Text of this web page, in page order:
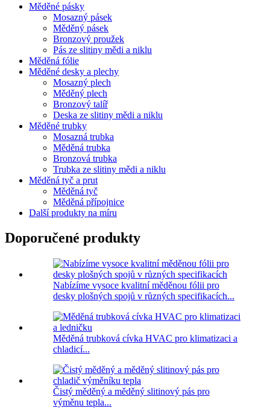
Měděné pásky
Mosazný pásek
Měděný pásek
Bronzový proužek
Pás ze slitiny mědi a niklu
Měděná fólie
Měděné desky a plechy
Mosazný plech
Měděný plech
Bronzový talíř
Deska ze slitiny mědi a niklu
Měděné trubky
Mosazná trubka
Měděná trubka
Bronzová trubka
Trubka ze slitiny mědi a niklu
Měděná tyč a prut
Měděná tyč
Měděná přípojnice
Další produkty na míru
Doporučené produkty
Nabízíme vysoce kvalitní měděnou fólii pro
desky plošných spojů v různých specifikacích...
Měděná trubková cívka HVAC pro klimatizaci a
chladicí...
Čistý měděný a měděný slitinový pás pro
výměnu tepla...